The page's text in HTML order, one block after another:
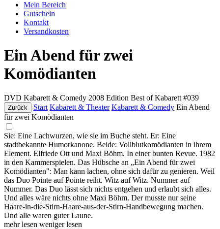
Mein Bereich
Gutschein
Kontakt
Versandkosten
Ein Abend für zwei
Komödianten
DVD Kabarett & Comedy 2008 Edition Best of Kabarett #039
Zurück Start Kabarett & Theater Kabarett & Comedy Ein Abend
für zwei Komödianten
Sie: Eine Lachwurzen, wie sie im Buche steht. Er: Eine
stadtbekannte Humorkanone. Beide: Vollblutkomödianten in ihrem
Element. Elfriede Ott und Maxi Böhm. In einer bunten Revue. 1982
in den Kammerspielen. Das Hübsche an „Ein Abend für zwei
Komödianten": Man kann lachen, ohne sich dafür zu genieren. Weil
das Duo Pointe auf Pointe reiht. Witz auf Witz. Nummer auf
Nummer. Das Duo lässt sich nichts entgehen und erlaubt sich alles.
Und alles wäre nichts ohne Maxi Böhm. Der musste nur seine
Haare-in-die-Stirn-Haare-aus-der-Stirn-Handbewegung machen.
Und alle waren guter Laune.
mehr lesen weniger lesen